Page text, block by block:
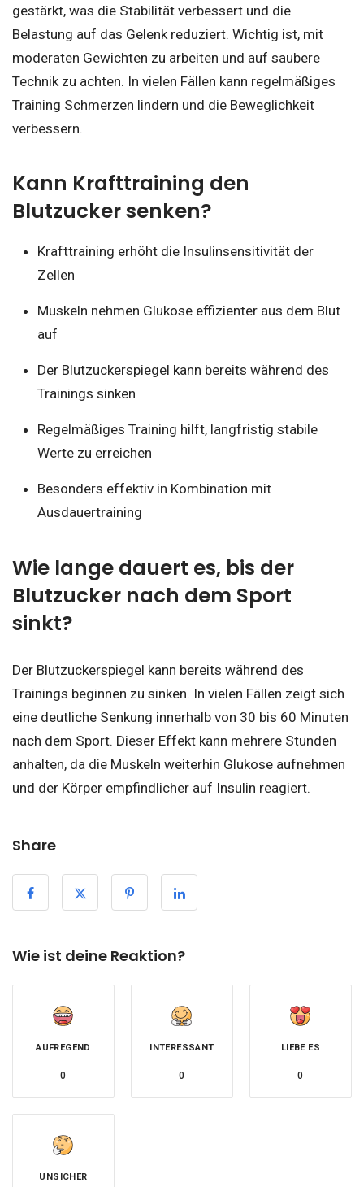
gestärkt, was die Stabilität verbessert und die
Belastung auf das Gelenk reduziert. Wichtig ist, mit
moderaten Gewichten zu arbeiten und auf saubere
Technik zu achten. In vielen Fällen kann regelmäßiges
Training Schmerzen lindern und die Beweglichkeit
verbessern.
Kann Krafttraining den
Blutzucker senken?
Krafttraining erhöht die Insulinsensitivität der
Zellen
Muskeln nehmen Glukose effizienter aus dem Blut
auf
Der Blutzuckerspiegel kann bereits während des
Trainings sinken
Regelmäßiges Training hilft, langfristig stabile
Werte zu erreichen
Besonders effektiv in Kombination mit
Ausdauertraining
Wie lange dauert es, bis der
Blutzucker nach dem Sport
sinkt?
Der Blutzuckerspiegel kann bereits während des
Trainings beginnen zu sinken. In vielen Fällen zeigt sich
eine deutliche Senkung innerhalb von 30 bis 60 Minuten
nach dem Sport. Dieser Effekt kann mehrere Stunden
anhalten, da die Muskeln weiterhin Glukose aufnehmen
und der Körper empfindlicher auf Insulin reagiert.
Share
Wie ist deine Reaktion?
AUFREGEND
0
INTERESSANT
0
LIEBE ES
0
UNSICHER